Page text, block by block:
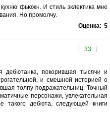
фьюжн. И стиль эклектика мне
Но промолчу.
Оценка: 5
[ 33 ]
покорившая тысячи и
и смешной историей о
толпу подражательниц. Точный
персонажи, увлекательная
такого дебюта, следующей книги